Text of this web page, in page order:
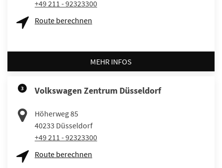
+49 211 - 92323300
Route berechnen
MEHR INFOS
3 Volkswagen Zentrum Düsseldorf
Höherweg 85
40233 Düsseldorf
+49 211 - 92323300
Route berechnen